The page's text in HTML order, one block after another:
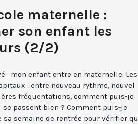
maternelle :
son enfant les
(2/2)
: mon enfant entre en maternelle. Les
: entre nouveau rythme, nouvel
fréquentations, comment puis-je
se passent bien ? Comment puis-je
sa semaine de rentrée pour vérifier